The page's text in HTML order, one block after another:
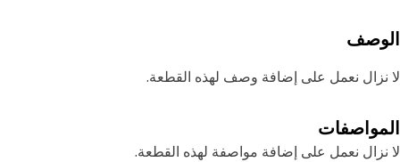
نزال نعمل على إضافة وصف لهذه القطعة.
نعمل على إضافة مواصفة لهذه القطعة.